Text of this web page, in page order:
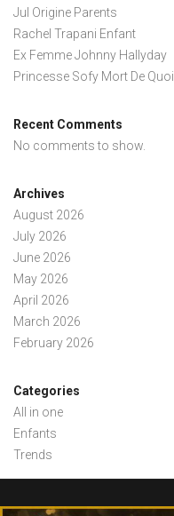
Jul Origine Parents
Rachel Trapani Enfant
Ex Femme Johnny Hallyday
Princesse Sofy Mort De Quoi
Recent Comments
No comments to show.
Archives
August 2026
July 2026
June 2026
May 2026
April 2026
March 2026
February 2026
Categories
All in one
Enfants
Trends